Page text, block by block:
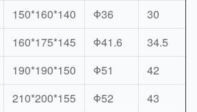
150*160*140 Φ36
30
160*175*145 Φ41.6
34.5
190*190*150 Φ51
42
210*200*155 Φ52
43